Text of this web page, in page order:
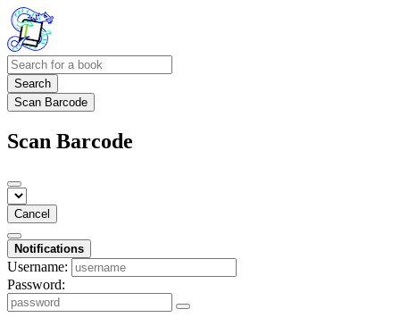
Search
Scan Barcode
Scan Barcode
Cancel
Notifications
Username:
Password: